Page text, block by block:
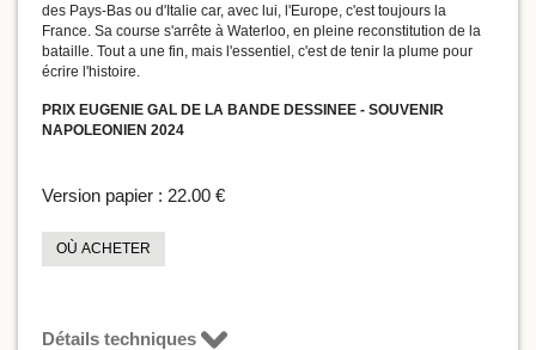
des Pays-Bas ou d'Italie car, avec lui, l'Europe, c'est toujours la
France. Sa course s'arrête à Waterloo, en pleine reconstitution de la
bataille. Tout a une fin, mais l'essentiel, c'est de tenir la plume pour
écrire l'histoire.
PRIX EUGENIE GAL DE LA BANDE DESSINEE - SOUVENIR
NAPOLEONIEN 2024
Version papier : 22.00 €
OÙ ACHETER
Détails techniques